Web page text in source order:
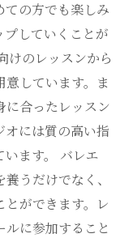
ての方でも楽しみ
していくことが
けのレッスンから
意しています。ま
に合ったレッスン
オには質の高い指
ます。 バレエ
うだけでなく、
ができます。レ
ルに参加すること